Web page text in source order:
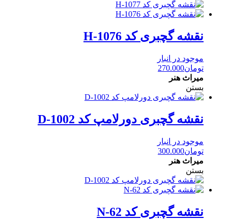
نقشه گچبری کد H-1076
موجود در انبار
تومان270.000
میراث هنر
بستن
نقشه گچبری دورلامپ کد D-1002
موجود در انبار
تومان300.000
میراث هنر
بستن
نقشه گچبری کد N-62